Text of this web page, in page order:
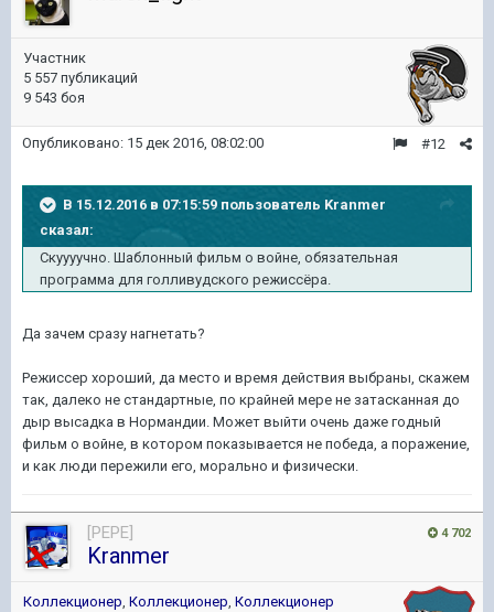
Участник
5 557 публикаций
9 543 боя
#12
Опубликовано: 15 дек 2016, 08:02:00
В 15.12.2016 в 07:15:59 пользователь Kranmer
сказал:
Скуууучно. Шаблонный фильм о войне, обязательная
программа для голливудского режиссёра.
Да зачем сразу нагнетать?
Режиссер хороший, да место и время действия выбраны, скажем
так, далеко не стандартные, по крайней мере не затасканная до
дыр высадка в Нормандии. Может выйти очень даже годный
фильм о войне, в котором показывается не победа, а поражение,
и как люди пережили его, морально и физически.
4 702
[PEPE]
Kranmer
Коллекционер, Коллекционер, Коллекционер